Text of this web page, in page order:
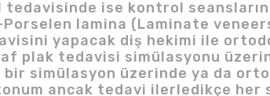
ise kontrol
Porselen lamina (Laminate
yapacak diş hekimi ile
plak tedavisi simülasyonu
simülasyon üzerinde ya da
ancak tedavi ilerledikçe her